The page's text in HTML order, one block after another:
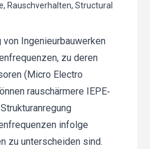
Rauschverhalten, Structural
Ingenieurbauwerken
zu deren
(Micro Electro
rauschärmere IEPE‐
infolge
zu unterscheiden sind.